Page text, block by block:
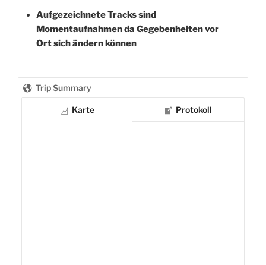
Aufgezeichnete Tracks sind
Momentaufnahmen da Gegebenheiten vor
Ort sich ändern können
Trip Summary
Karte Protokoll